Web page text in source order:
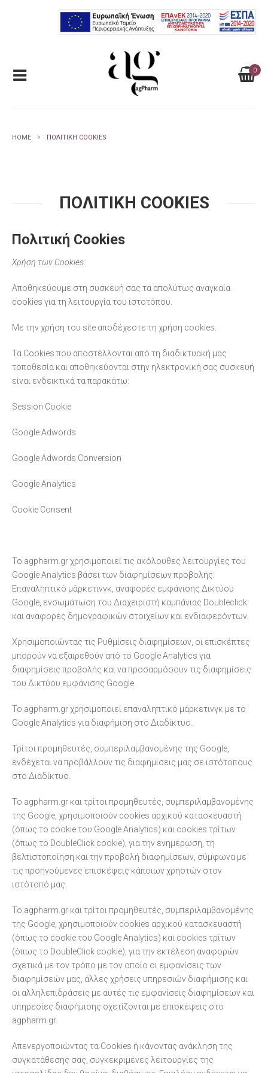
0
HOME ΠΟΛΙΤΙΚΉ COOKIES
ΠΟΛΙΤΙΚΉ COOKIES
Πολιτική Cookies
Χρήση των Cookies:
Αποθηκεύουμε στη συσκευή σας τα απολύτως αναγκαία
cookies για τη λειτουργία του ιστοτόπου.
Με την χρήση του site αποδέχεστε τη χρήση cookies.
Τα Cookies που αποστέλλονται από τη διαδικτυακή μας
τοποθεσία και αποθηκεύονται στην ηλεκτρονική σας συσκευή
είναι ενδεικτικά τα παρακάτω:
Session Cookie
Google Adwords
Google Adwords Conversion
Google Analytics
Cookie Consent
To agpharm.gr χρησιμοποιεί τις ακόλουθες λειτουργίες του
Google Analytics βάσει των διαφημίσεων προβολής:
Επαναληπτικό μάρκετινγκ, αναφορές εμφάνισης Δικτύου
Google, ενσωμάτωση του Διαχειριστή καμπάνιας Doubleclick
και αναφορές δημογραφικών στοιχείων και ενδιαφερόντων.
Χρησιμοποιώντας τις Ρυθμίσεις διαφημίσεων, οι επισκέπτες
μπορούν να εξαιρεθούν από το Google Analytics για
διαφημίσεις προβολής και να προσαρμόσουν τις διαφημίσεις
του Δικτύου εμφάνισης Google.
Το agpharm.gr χρησιμοποιεί επαναληπτικό μάρκετινγκ με το
Google Analytics για διαφήμιση στο Διαδίκτυο.
Τρίτοι προμηθευτές, συμπεριλαμβανομένης της Google,
ενδέχεται να προβάλλουν τις διαφημίσεις μας σε ιστότοπους
στο Διαδίκτυο.
Το agpharm.gr και τρίτοι προμηθευτές, συμπεριλαμβανομένης
της Google, χρησιμοποιούν cookies αρχικού κατασκευαστή
(όπως το cookie του Google Analytics) και cookies τρίτων
(όπως το DoubleClick cookie), για την ενημέρωση, τη
βελτιστοποίηση και την προβολή διαφημίσεων, σύμφωνα με
τις προηγούμενες επισκέψεις κάποιων χρηστών στον
ιστότοπό μας.
Το agpharm.gr και τρίτοι προμηθευτές, συμπεριλαμβανομένης
της Google, χρησιμοποιούν cookies αρχικού κατασκευαστή
(όπως το cookie του Google Analytics) και cookies τρίτων
(όπως το DoubleClick cookie), για την εκτέλεση αναφορών
σχετικά με τον τρόπο με τον οποίο οι εμφανίσεις των
διαφημίσεών μας, άλλες χρήσεις υπηρεσιών διαφήμισης και
οι αλληλεπιδράσεις με αυτές τις εμφανίσεις διαφημίσεων και
υπηρεσίες διαφήμισης σχετίζονται με επισκέψεις στο
agpharm.gr.
Απενεργοποιώντας τα Cookies ή κάνοντας ανάκληση της
συγκατάθεσης σας, συγκεκριμένες λειτουργίες της